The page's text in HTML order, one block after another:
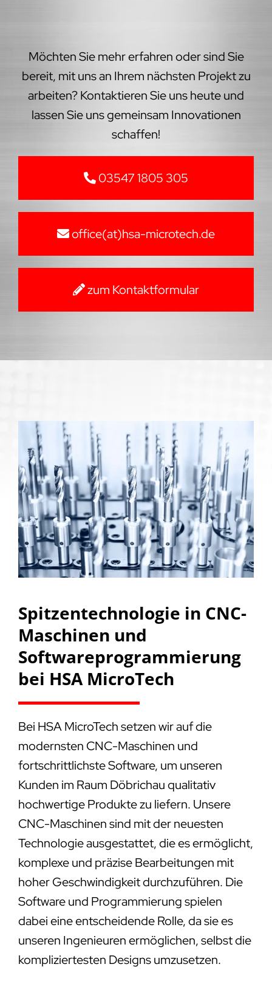
Möchten Sie mehr erfahren oder sind Sie
bereit, mit uns an Ihrem nächsten Projekt zu
arbeiten? Kontaktieren Sie uns heute und
lassen Sie uns gemeinsam Innovationen
schaffen!
03547 1805 305
office(at)hsa-microtech.de
zum Kontaktformular
Spitzentechnologie in CNC-
Maschinen und
Softwareprogrammierung
bei HSA MicroTech
Bei HSA MicroTech setzen wir auf die
modernsten CNC-Maschinen und
fortschrittlichste Software, um unseren
Kunden im Raum Döbrichau qualitativ
hochwertige Produkte zu liefern. Unsere
CNC-Maschinen sind mit der neuesten
Technologie ausgestattet, die es ermöglicht,
komplexe und präzise Bearbeitungen mit
hoher Geschwindigkeit durchzuführen. Die
Software und Programmierung spielen
dabei eine entscheidende Rolle, da sie es
unseren Ingenieuren ermöglichen, selbst die
kompliziertesten Designs umzusetzen.